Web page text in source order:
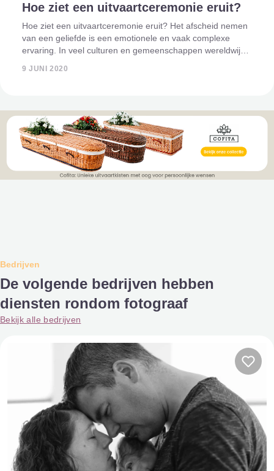
Hoe ziet een uitvaartceremonie eruit?
Hoe ziet een uitvaartceremonie eruit? Het afscheid nemen
van een geliefde is een emotionele en vaak complexe
ervaring. In veel culturen en gemeenschappen wereldwijd
9 JUNI 2020
Bedrijven
De volgende bedrijven hebben
diensten rondom fotograaf
Bekijk alle bedrijven